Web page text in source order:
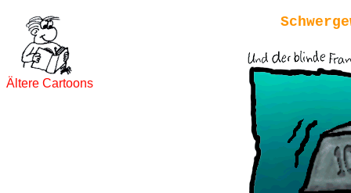
Ältere Cartoons